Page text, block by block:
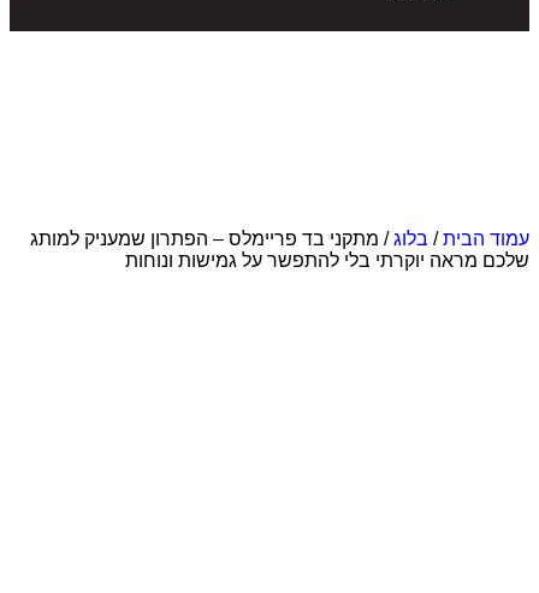
הבית/בלוג/ מתקני בד פריימלס – הפתרון שמעניק למותג
מראה יוקרתי בלי להתפשר על גמישות ונוחות